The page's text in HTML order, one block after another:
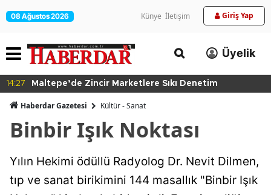
08 Ağustos 2026 Künye İletişim Giriş Yap
Üyelik
14:27 Maltepe’de Zincir Marketlere Sıkı Denetim
Haberdar Gazetesi Kültür - Sanat
Binbir Işık Noktası
Yılın Hekimi ödüllü Radyolog Dr. Nevit Dilmen,
tıp ve sanat birikimini 144 masallık "Binbir Işık